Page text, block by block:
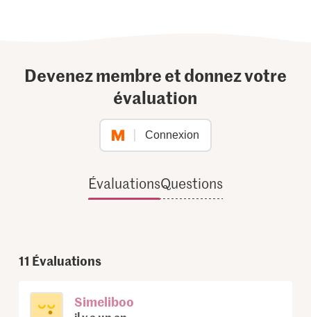
Devenez membre et donnez votre
évaluation
Connexion
ÉvaluationsQuestions
11 Évaluations
Simeliboo